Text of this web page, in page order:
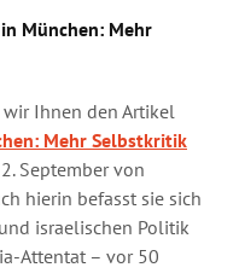
München: Mehr
Ihnen den Artikel
Mehr Selbstkritik
September von
hierin befasst sie sich
israelischen Politik
Attentat – vor 50